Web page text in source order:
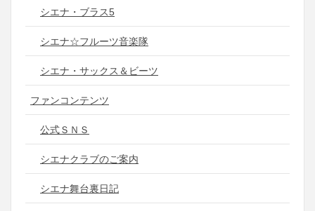
シエナ・ブラス5
シエナ☆フルーツ音楽隊
シエナ・サックス＆ビーツ
ファンコンテンツ
公式ＳＮＳ
シエナクラブのご案内
シエナ舞台裏日記